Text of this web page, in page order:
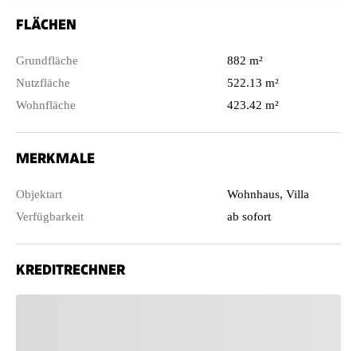
FLÄCHEN
Grundfläche
882 m²
Nutzfläche
522.13 m²
Wohnfläche
423.42 m²
MERKMALE
Objektart
Wohnhaus, Villa
Verfügbarkeit
ab sofort
KREDITRECHNER